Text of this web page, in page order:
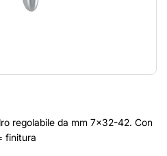
regolabile da mm 7x32-42. Con
finitura